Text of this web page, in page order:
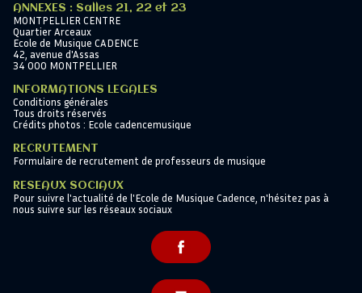
ANNEXES : Salles 21, 22 et 23
MONTPELLIER CENTRE
Quartier Arceaux
Ecole de Musique CADENCE
42, avenue d'Assas
34 000 MONTPELLIER
INFORMATIONS LEGALES
Conditions générales
Tous droits réservés
Crédits photos : Ecole cadencemusique
RECRUTEMENT
Formulaire de recrutement de professeurs de musique
RESEAUX SOCIAUX
Pour suivre l'actualité de l'Ecole de Musique Cadence, n'hésitez pas à
nous suivre sur les réseaux sociaux